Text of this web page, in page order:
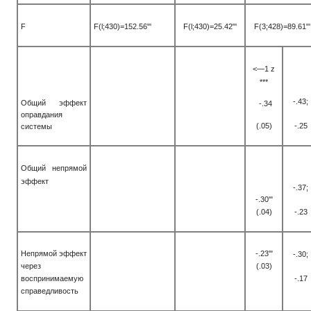
F F(l;430)=152.56"' F(l;430)=25.42"' F(3;428)=89.61"'
Общий эффект
оправдания
системы
<—1 z
***
-.34
(.05)
-.43;
-.25
Общий непрямой
эффект
-.30'"
(.04)
-.37;
-.23
Непрямой эффект
через
воспринимаемую
справедливость
-.23'"
(.03)
-.30;
-.17